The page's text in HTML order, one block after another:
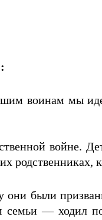
воинам мы
войне.
были
семьи — ходил